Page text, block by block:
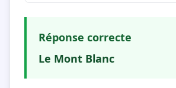
Réponse correcte
Le Mont Blanc